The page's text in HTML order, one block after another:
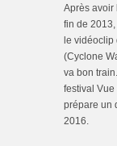
Après avoir
fin de
le vidéoclip
(Cyclone
va bon
festival
prépare un
2016.